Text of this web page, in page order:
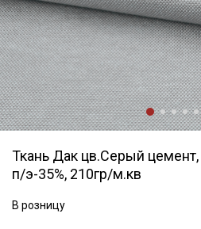
Ткань Дак цв.Серый
п/э-35%, 210гр/м.кв
В розницу